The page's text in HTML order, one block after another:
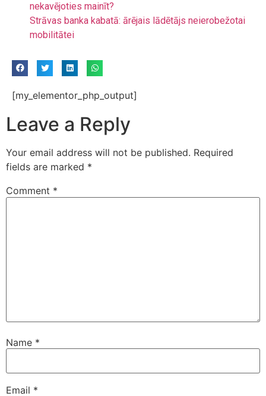
nekavējoties mainīt?
Strāvas banka kabatā: ārējais lādētājs neierobežotai
mobilitātei
[my_elementor_php_output]
Leave a Reply
Your email address will not be published. Required
fields are marked *
Comment *
Name *
Email *